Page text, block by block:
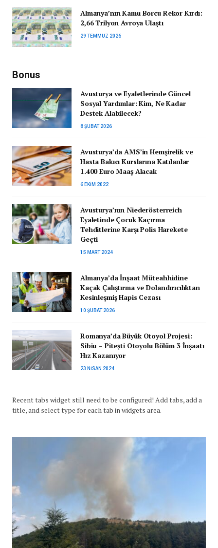
Almanya’nın Kamu Borcu Rekor Kırdı:
2,66 Trilyon Avroya Ulaştı
29 TEMMUZ 2026
Bonus
Avusturya ve Eyaletlerinde Güncel
Sosyal Yardımlar: Kim, Ne Kadar
Destek Alabilecek?
8 ŞUBAT 2026
Avusturya’da AMS’in Hemşirelik ve
Hasta Bakıcı Kurslarına Katılanlar
1.400 Euro Maaş Alacak
6 EKIM 2022
Avusturya’nın Niederösterreich
Eyaletinde Çocuk Kaçırma
Tehditlerine Karşı Polis Harekete
Geçti
15 MART 2024
Almanya’da İnşaat Müteahhidine
Kaçak Çalıştırma ve Dolandırıcılıktan
Kesinleşmiş Hapis Cezası
10 ŞUBAT 2026
Romanya’da Büyük Otoyol Projesi:
Sibiu – Pitești Otoyolu Bölüm 3 İnşaatı
Hız Kazanıyor
23 NISAN 2024
Recent tabs widget still need to be configured! Add tabs, add a
title, and select type for each tab in widgets area.